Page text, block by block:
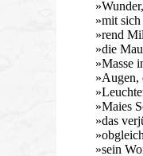
»Wunder,
»mit sich
»rend
»die
»Masse in
»Augen,
»Leuchten
»Maies
»das
»obgleich
»sein